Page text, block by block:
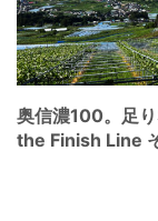
奥信濃100。足
the Finish Line